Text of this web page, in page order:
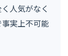
人気がなく
実上不可能